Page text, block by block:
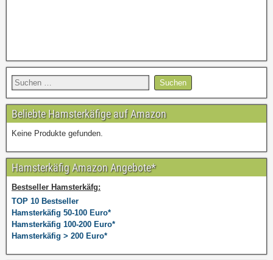
Beliebte Hamsterkäfige auf Amazon
Keine Produkte gefunden.
Hamsterkäfig Amazon Angebote*
Bestseller Hamsterkäfg:
TOP 10 Bestseller
Hamsterkäfig 50-100 Euro*
Hamsterkäfig 100-200 Euro*
Hamsterkäfig > 200 Euro*